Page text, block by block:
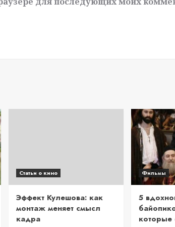
Статьи о кино
Эффект Кулешова: как
монтаж меняет смысл
кадра
Фильмы
5
которые